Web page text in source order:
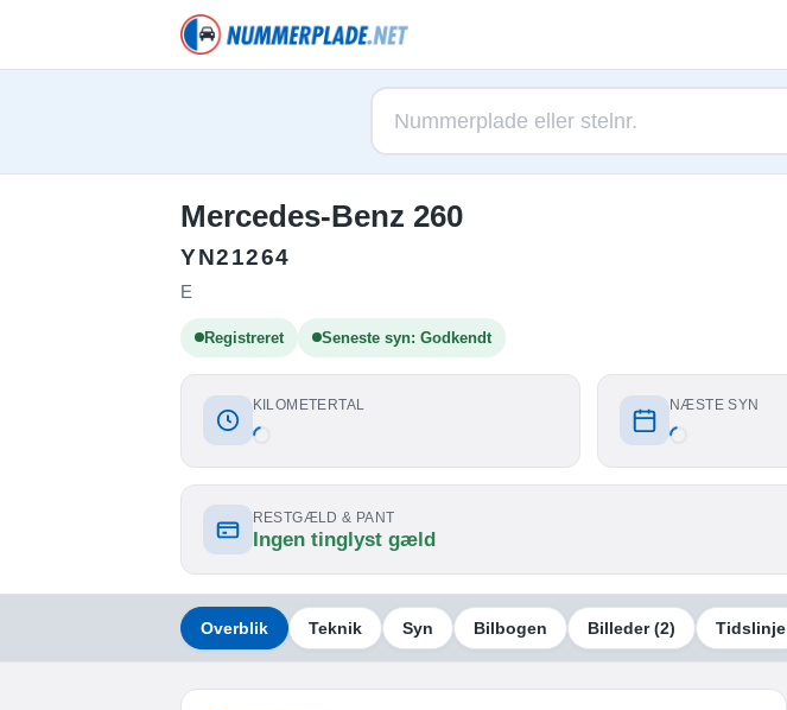
Mercedes-Benz 260
YN21264
E
Registreret Seneste syn: Godkendt
KILOMETERTAL NÆSTE SYN
RESTGÆLD & PANT
Ingen tinglyst gæld
Overblik Teknik Syn Bilbogen Billeder(2) Tidslinje